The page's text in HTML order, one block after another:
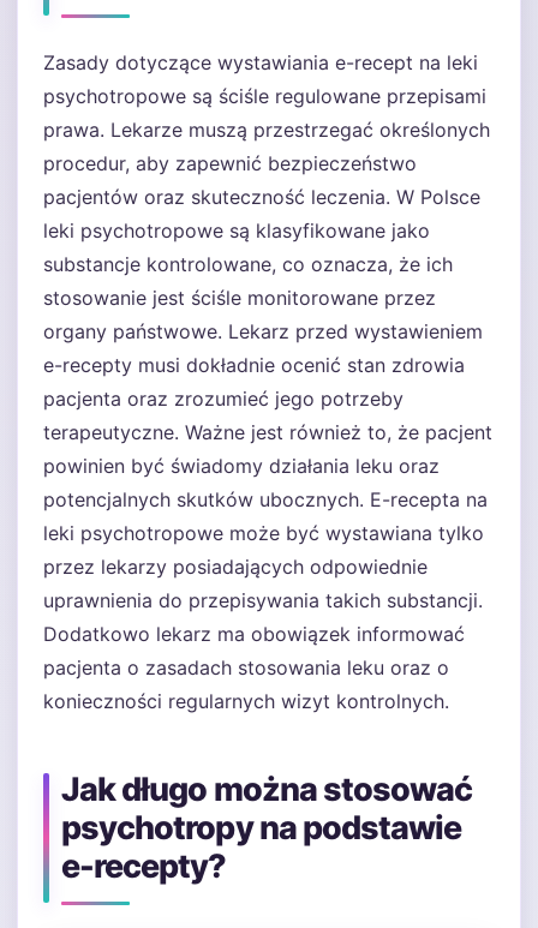
Zasady dotyczące wystawiania e-recept na leki
psychotropowe są ściśle regulowane przepisami
prawa. Lekarze muszą przestrzegać określonych
procedur, aby zapewnić bezpieczeństwo
pacjentów oraz skuteczność leczenia. W Polsce
leki psychotropowe są klasyfikowane jako
substancje kontrolowane, co oznacza, że ich
stosowanie jest ściśle monitorowane przez
organy państwowe. Lekarz przed wystawieniem
e-recepty musi dokładnie ocenić stan zdrowia
pacjenta oraz zrozumieć jego potrzeby
terapeutyczne. Ważne jest również to, że pacjent
powinien być świadomy działania leku oraz
potencjalnych skutków ubocznych. E-recepta na
leki psychotropowe może być wystawiana tylko
przez lekarzy posiadających odpowiednie
uprawnienia do przepisywania takich substancji.
Dodatkowo lekarz ma obowiązek informować
pacjenta o zasadach stosowania leku oraz o
konieczności regularnych wizyt kontrolnych.
Jak długo można stosować
psychotropy na podstawie
e-recepty?